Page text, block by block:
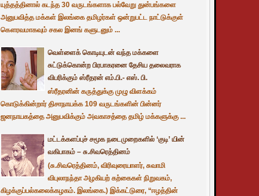
யுத்தத்தினால் கடந்த 30 வருடங்களாக பல்வேறு துன்பங்களை
அனுபவித்த மக்கள் இலங்கை தமிழர்கள் ஒன்றுபட்ட நாட்டுக்குள்
கௌரவமாகவும் சகல இனங் களுடனும் ...
வெள்ளைக் கொடியுடன் வந்த மக்களை
சுட்டுக்கொன்ற பிரபாகரனை தேசிய தலைவராக
விபரிக்கும் ஸ்ரீதரன் எம்.பி.- எஸ். பி.
ஸ்ரீதரனின் கருத்துக்கு முழு விளக்கம்
கொடுக்கின்றார் திசாநாயக்க 109 வருடங்களின் பின்னர்
ஜனநாயகத்தை அனுபவிக்கும் அவகாசத்தை தமிழ் மக்களுக்கு ...
மட்டக்களப்புச் சமூக நடைமுறைகளில் ‘குடி’ யின்
வகிபாகம் – சு.சிவரெத்தினம்
(சு.சிவரெத்தினம், விரிவுரையாளர், சுவாமி
விபுலாநந்தா அழகியற் கற்கைகள் நிறுவகம்,
கிழக்குப்பல்கலைக்கழகம். இலங்கை.) இக்கட்டுரை, “ஈழத்தின்